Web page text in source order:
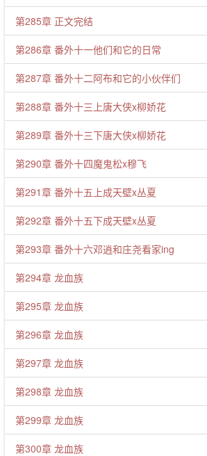
第285章 正文完结
第286章 番外十一他们和它的日常
第287章 番外十二阿布和它的小伙伴们
第288章 番外十三上唐大侠x柳娇花
第289章 番外十三下唐大侠x柳娇花
第290章 番外十四魔鬼松x穆飞
第291章 番外十五上成天壁x丛夏
第292章 番外十五下成天壁x丛夏
第293章 番外十六邓逍和庄尧看家ing
第294章 龙血族
第295章 龙血族
第296章 龙血族
第297章 龙血族
第298章 龙血族
第299章 龙血族
第300章 龙血族